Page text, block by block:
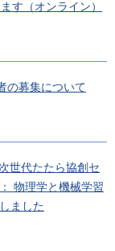
す（オンライン）
の募集について
世代たたら協創セ
物理学と機械学習
ました